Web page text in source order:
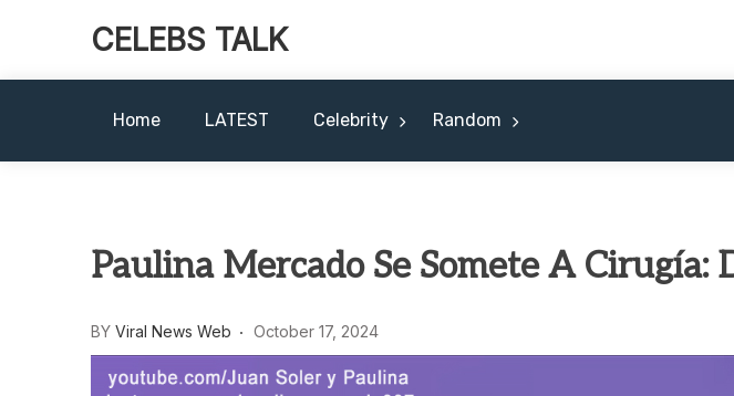
CELEBS TALK
Home LATEST Celebrity Random
Paulina Mercado Se Somete A Cirugía:
BY Viral News Web October 17, 2024